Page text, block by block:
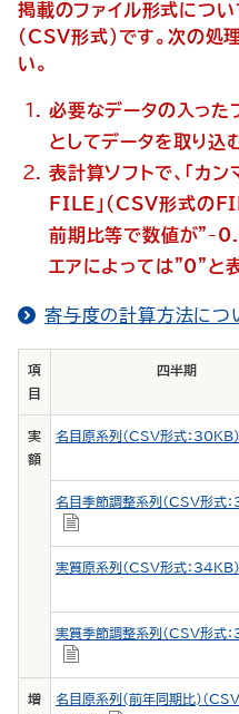
掲載のファイル形式につ
(CSV形式)です。次の処
い。
必要なデータの入った
としてデータを取り込
表計算ソフトで、「カ
FILE」(CSV形式の
前期比等で数値が"-
エアによっては"0"と
寄与度の計算方法につ
項
目
四半期
実
額
名目原系列（CSV形式：30KB）
名目季節調整系列（CSV形式：
実質原系列（CSV形式：34KB）
実質季節調整系列（CSV形式：
増
名目原系列(前年同期比)（CSV